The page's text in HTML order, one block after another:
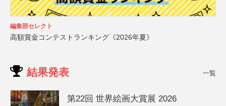
編集部セレクト
高額賞金コンテストランキング《2026年夏》
結果発表 一覧
第22回 世界絵画大賞展 2026